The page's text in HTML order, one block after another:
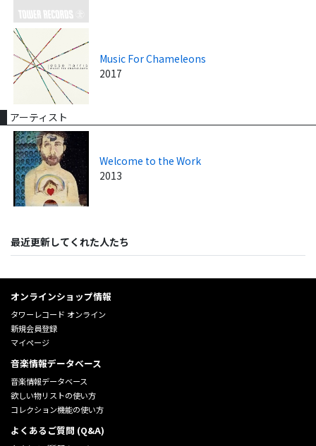
Music For Chameleons
2017
アーティスト
Welcome to the Work
2013
最近更新してくれた人たち
オンラインショップ情報
タワーレコード オンライン
新規会員登録
マイページ
音楽情報データベース
音楽情報データベース
欲しい物リストの使い方
コレクション機能の使い方
よくあるご質問 (Q&A)